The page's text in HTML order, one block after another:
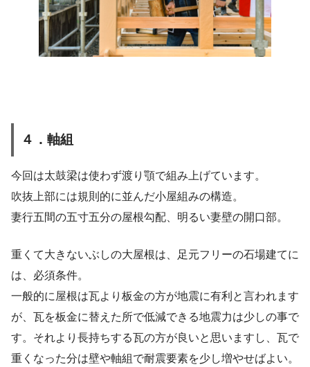
４．軸組
今回は太鼓梁は使わず渡り顎で組み上げています。
吹抜上部には規則的に並んだ小屋組みの構造。
妻行五間の五寸五分の屋根勾配、明るい妻壁の開口部。
重くて大きないぶしの大屋根は、足元フリーの石場建てに
は、必須条件。
一般的に屋根は瓦より板金の方が地震に有利と言われます
が、瓦を板金に替えた所で低減できる地震力は少しの事で
す。それより長持ちする瓦の方が良いと思いますし、瓦で
重くなった分は壁や軸組で耐震要素を少し増やせばよい。